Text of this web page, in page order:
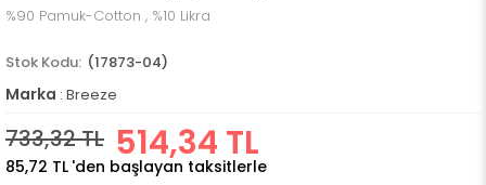
%90 Pamuk-Cotton , %10 Likra
(17873-04)
Marka : Breeze
733,32 TL 514,34 TL
85,72 TL 'den başlayan taksitlerle